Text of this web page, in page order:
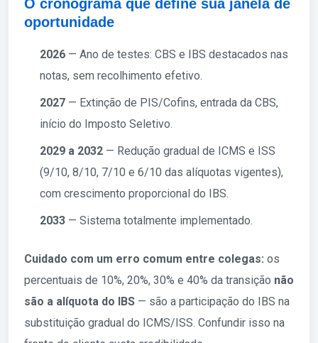
O cronograma que define sua janela de
oportunidade
2026 — Ano de testes: CBS e IBS destacados nas
notas, sem recolhimento efetivo.
2027 — Extinção de PIS/Cofins, entrada da CBS,
início do Imposto Seletivo.
2029 a 2032 — Redução gradual de ICMS e ISS
(9/10, 8/10, 7/10 e 6/10 das alíquotas vigentes),
com crescimento proporcional do IBS.
2033 — Sistema totalmente implementado.
Cuidado com um erro comum entre colegas: os
percentuais de 10%, 20%, 30% e 40% da transição não
são a alíquota do IBS — são a participação do IBS na
substituição gradual do ICMS/ISS. Confundir isso na